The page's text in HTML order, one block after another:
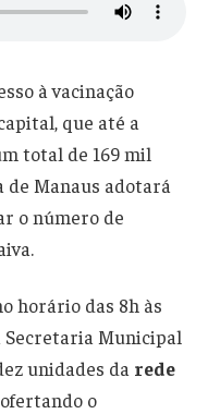
à vacinação
que até a
total de 169 mil
de Manaus adotará
o número de
horário das 8h às
Secretaria Municipal
unidades da rede
ofertando o